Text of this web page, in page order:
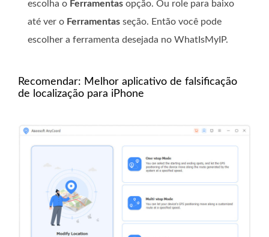
escolha o Ferramentas opção. Ou role para baixo
até ver o Ferramentas seção. Então você pode
escolher a ferramenta desejada no WhatIsMyIP.
Recomendar: Melhor aplicativo de falsificação
de localização para iPhone